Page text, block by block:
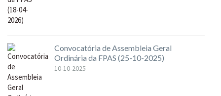
Convocatória de Assembleia Geral
Ordinária da FPAS (25-10-2025)
10-10-2025